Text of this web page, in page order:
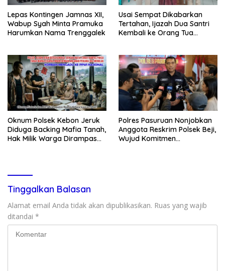
Lepas Kontingen Jamnas XII,
Wabup Syah Minta Pramuka
Harumkan Nama Trenggalek
Usai Sempat Dikabarkan
Tertahan, Ijazah Dua Santri
Kembali ke Orang Tua
Oknum Polsek Kebon Jeruk
Diduga Backing Mafia Tanah,
Hak Milik Warga Dirampas
Polres Pasuruan Nonjobkan
Anggota Reskrim Polsek Beji,
Wujud Komitmen
Tinggalkan Balasan
Alamat email Anda tidak akan dipublikasikan. Ruas yang wajib
ditandai *